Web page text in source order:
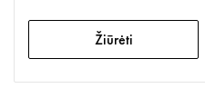
Žiūrėti